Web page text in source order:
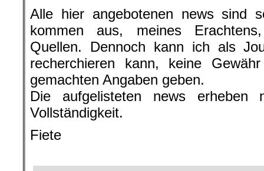
Alle hier angebotenen news sind
kommen aus, meines
Quellen. Dennoch kann ich als
recherchieren kann, keine
gemachten Angaben geben.
Die aufgelisteten news erheben
Vollständigkeit.
Fiete